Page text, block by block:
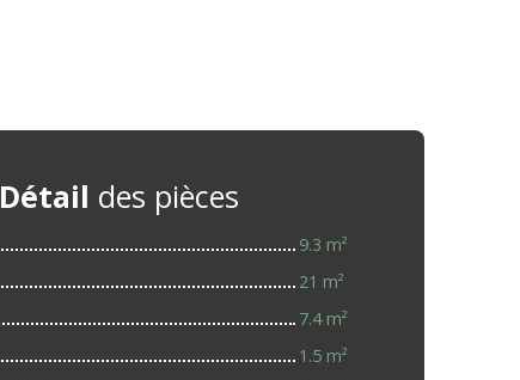
Détail des pièces
9.3 m²
21 m²
7.4 m²
1.5 m²